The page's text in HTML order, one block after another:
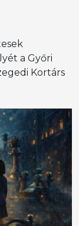
a Győri
Kortárs